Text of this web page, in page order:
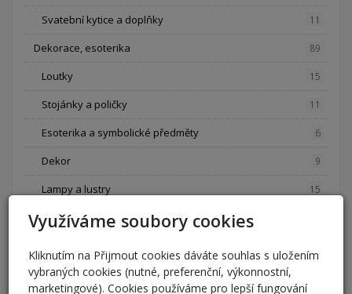
Svatební kytice a doplňky 11
Dekorace, esoterika 89
Loutky 15
Stojánky a poličky 11
Esoterika a symbolické předměty 6
Dekor 9
Lampy a lustry 15
Hodiny
Nábytek
Využíváme soubory cookies
Kliknutím na Přijmout cookies dáváte souhlas s uložením
vybraných cookies (nutné, preferenční, výkonnostní,
marketingové). Cookies používáme pro lepší fungování